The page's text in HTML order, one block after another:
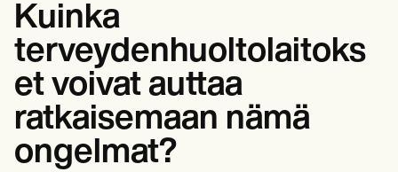
Kuinka
terveydenhuoltolaitoks
et voivat auttaa
ratkaisemaan nämä
ongelmat?